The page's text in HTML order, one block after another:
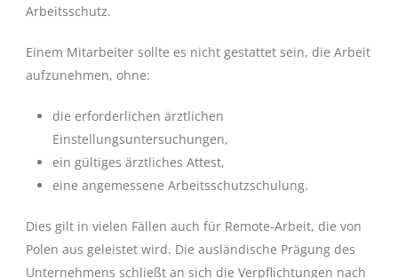
Arbeitsschutz.
Einem Mitarbeiter sollte es nicht gestattet sein, die Arbeit
aufzunehmen, ohne:
die erforderlichen ärztlichen
Einstellungsuntersuchungen,
ein gültiges ärztliches Attest,
eine angemessene Arbeitsschutzschulung.
Dies gilt in vielen Fällen auch für Remote-Arbeit, die von
Polen aus geleistet wird. Die ausländische Prägung des
Unternehmens schließt an sich die Verpflichtungen nach